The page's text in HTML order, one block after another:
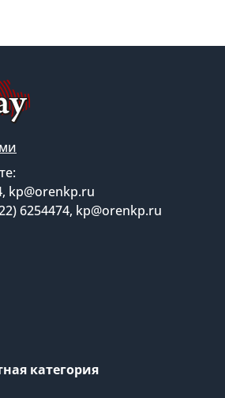
kp@orenkp.ru
6254474, kp@orenkp.ru
категория